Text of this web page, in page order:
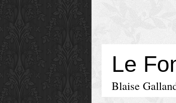
Le
Blaise